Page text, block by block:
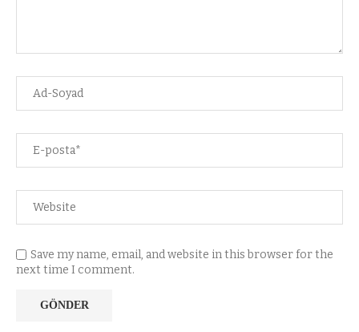
Save my name, email, and website in this browser for the
next time I comment.